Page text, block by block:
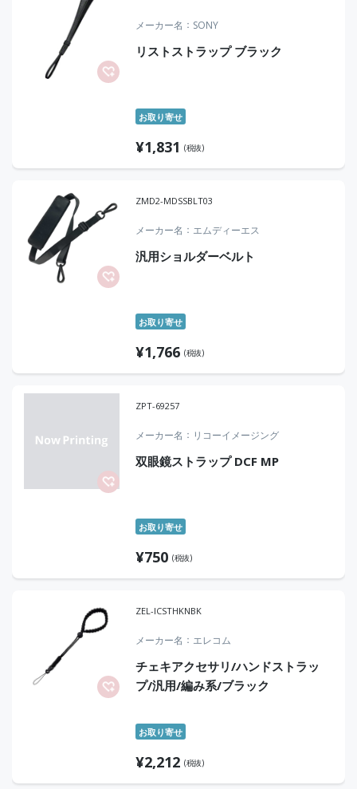
メーカー名 SONY
リストストラップ ブラック
お取り寄せ
¥1,831 (税抜)
ZMD2-MDSSBLT03
メーカー名 エムディーエス
汎用ショルダーベルト
お取り寄せ
¥1,766 (税抜)
ZPT-69257
メーカー名 リコーイメージング
双眼鏡ストラップ DCF MP
お取り寄せ
¥750 (税抜)
ZEL-ICSTHKNBK
メーカー名 エレコム
チェキアクセサリ/ハンドストラッ
プ/汎用/編み系/ブラック
お取り寄せ
¥2,212 (税抜)